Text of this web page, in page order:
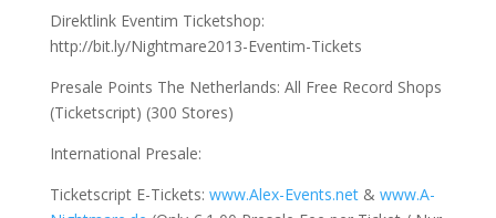
Direktlink Eventim Ticketshop:
http://bit.ly/Nightmare2013-Eventim-Tickets
Presale Points The Netherlands: All Free Record Shops
(Ticketscript) (300 Stores)
International Presale:
Ticketscript E-Tickets: www.Alex-Events.net& www.A-